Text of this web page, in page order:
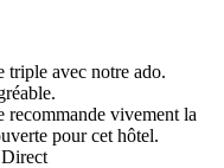
triple avec notre ado.
recommande vivement la
pour cet hôtel.